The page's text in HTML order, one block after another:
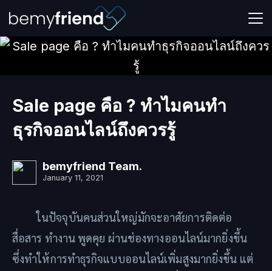
Skip
to
content
Sale page คือ ? ทำไมคนทำ
ธุรกิจออนไลน์ถึงควรรู้
bemyfriend Team.
January 11, 2021
ในปัจจุบันคนส่วนใหญ่มักจะอาศัยการติดต่อ
สื่อสาร ทำงาน พูดคุย ผ่านช่องทางออนไลน์มากยิ่งขึ้น
ซึ่งทำให้การทำธุรกิจแบบออนไลน์เพิ่มสูงมากยิ่งขึ้น แต่